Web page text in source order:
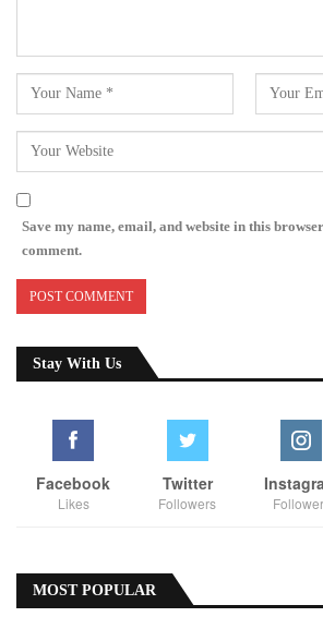
Save my name, email, and website in this
comment.
Stay With Us
Facebook
Likes
Twitter
Followers
MOST POPULAR